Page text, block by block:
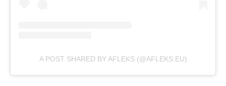
A POST SHARED BY AFLEKS (@AFLEKS.EU)